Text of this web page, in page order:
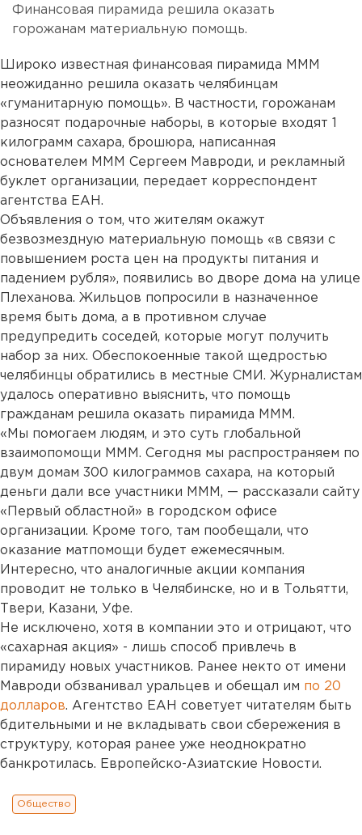
Финансовая пирамида решила оказать
горожанам материальную помощь.
Широко известная финансовая пирамида МММ
неожиданно решила оказать челябинцам
«гуманитарную помощь». В частности, горожанам
разносят подарочные наборы, в которые входят 1
килограмм сахара, брошюра, написанная
основателем МММ Сергеем Мавроди, и рекламный
буклет организации, передает корреспондент
агентства ЕАН.
Объявления о том, что жителям окажут
безвозмездную материальную помощь «в связи с
повышением роста цен на продукты питания и
падением рубля», появились во дворе дома на улице
Плеханова. Жильцов попросили в назначенное
время быть дома, а в противном случае
предупредить соседей, которые могут получить
набор за них. Обеспокоенные такой щедростью
челябинцы обратились в местные СМИ. Журналистам
удалось оперативно выяснить, что помощь
гражданам решила оказать пирамида МММ.
«Мы помогаем людям, и это суть глобальной
взаимопомощи МММ. Сегодня мы распространяем по
двум домам 300 килограммов сахара, на который
деньги дали все участники МММ, — рассказали сайту
«Первый областной» в городском офисе
организации. Кроме того, там пообещали, что
оказание матпомощи будет ежемесячным.
Интересно, что аналогичные акции компания
проводит не только в Челябинске, но и в Тольятти,
Твери, Казани, Уфе.
Не исключено, хотя в компании это и отрицают, что
«сахарная акция» - лишь способ привлечь в
пирамиду новых участников. Ранее некто от имени
Мавроди обзванивал уральцев и обещал им по 20
долларов. Агентство ЕАН советует читателям быть
бдительными и не вкладывать свои сбережения в
структуру, которая ранее уже неоднократно
банкротилась. Европейско-Азиатские Новости.
Общество